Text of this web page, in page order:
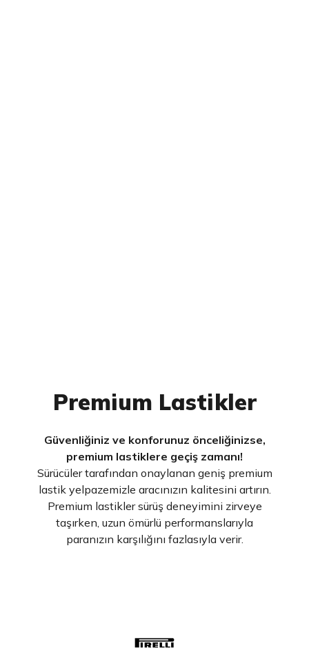
Premium Lastikler
Güvenliğiniz ve konforunuz önceliğinizse,
premium lastiklere geçiş zamanı!
Sürücüler tarafından onaylanan geniş premium
lastik yelpazemizle aracınızın kalitesini artırın.
Premium lastikler sürüş deneyimini zirveye
taşırken, uzun ömürlü performanslarıyla
paranızın karşılığını fazlasıyla verir.